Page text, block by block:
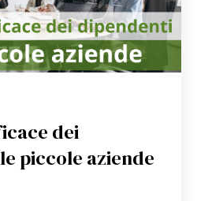
dei
piccole aziende